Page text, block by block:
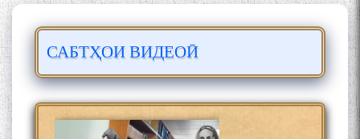
САБТҲОИ ВИДЕОӢ
Сайре дар Осорхона
Муҳаммадҷон Раҳимӣ